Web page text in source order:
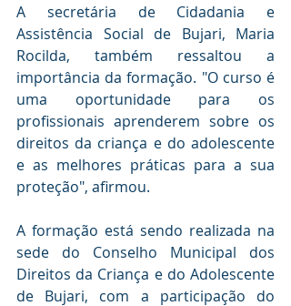
A secretária de Cidadania e
Assistência Social de Bujari, Maria
Rocilda, também ressaltou a
importância da formação. "O curso é
uma oportunidade para os
profissionais aprenderem sobre os
direitos da criança e do adolescente
e as melhores práticas para a sua
proteção", afirmou.
A formação está sendo realizada na
sede do Conselho Municipal dos
Direitos da Criança e do Adolescente